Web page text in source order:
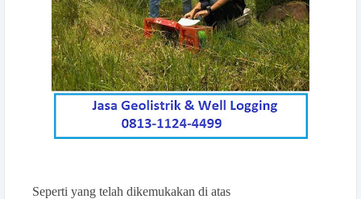
Seperti yang telah dikemukakan di atas